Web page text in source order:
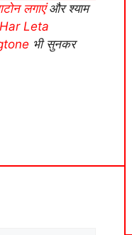
लगाएंऔर श्याम
Leta
भी सुनकर